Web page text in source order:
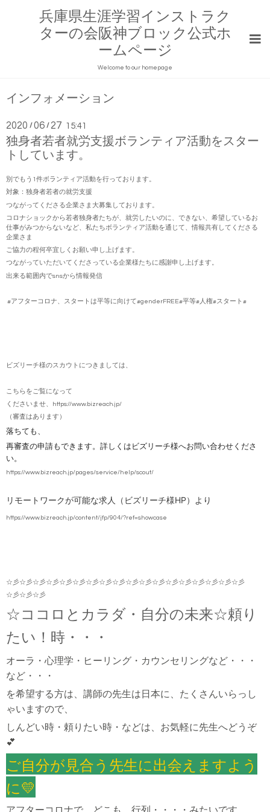
兵庫県生涯学習インストラク
ターの会阪神ブロック公式ホ
ームページ
Welcome to our homepage
インフォメーション
2020 /06 / 27 15:41
独身者若者就労支援ボランティア活動をスター
トしています。
別でもう1件ボランティア活動を行っております。
対象：独身者若者の就労支援
つながってくださる企業さま大募集しております。
コロナショックから若者独身者たちが、就労したいのに、できない、希望しているお
仕事がみつからないなど、私たちボランティア活動を通じて、情報共有してくださる
企業さま
ご協力の程何卒宜しくお願い申し上げます。
つながっていただいてくださっている企業様たちに感謝申し上げます。
出来る範囲内でsnsから情報発信
#アフターコロナ、スタートは平等に向けて#genderFREE#平等#人権#スタート#
ビズリーチ様のスカウトにつきましては、
こちらをご覧になって
くださいませ、 https://www.bizreach.jp/
（審査はあります）
落ちても、
再審査の申請もできます。詳しくはビズリーチ様へお問い合わせくださ
い。
https://www.bizreach.jp/pages/service/help/scout/
リモートワークが可能な求人（ビズリーチ様HP）より
https://www.bizreach.jp/content/jfp/904/?ref=showcase
☆彡☆彡☆彡☆彡☆彡☆彡☆彡☆彡☆彡☆彡☆彡☆彡☆彡☆彡☆彡☆彡☆彡☆彡
☆彡☆彡☆彡
☆ココロとカラダ・自分の未来☆頼り
たい！時・・・
オーラ・心理学・ヒーリング・カウンセリングなど・・・
など・・・
を希望する方は、 講師の先生は日本に、たくさんいらっし
ゃいますので、
しんどい時・頼りたい時・などは、お気軽に先生へどうぞ
💕
ご自分が見合う先生に出会えますよう
に💛
アフターコロナで、どこも、行列・・・・みたいです